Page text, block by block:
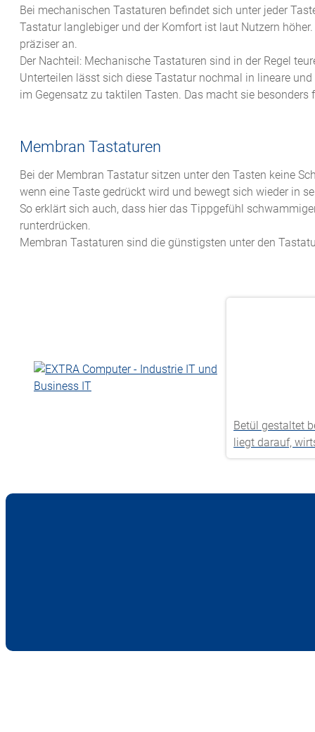
Bei mechanischen Tastaturen befindet sich unter jeder
Tastatur langlebiger und der Komfort ist laut Nutzern
präziser an.
Der Nachteil: Mechanische Tastaturen sind in der Regel
Unterteilen lässt sich diese Tastatur nochmal in lineare
im Gegensatz zu taktilen Tasten. Das macht sie
Membran Tastaturen
Bei der Membran Tastatur sitzen unter den Tasten keine
wenn eine Taste gedrückt wird und bewegt sich wieder in
So erklärt sich auch, dass hier das Tippgefühl
runterdrücken.
Membran Tastaturen sind die günstigsten unter den
Betül gestaltet
liegt darauf,